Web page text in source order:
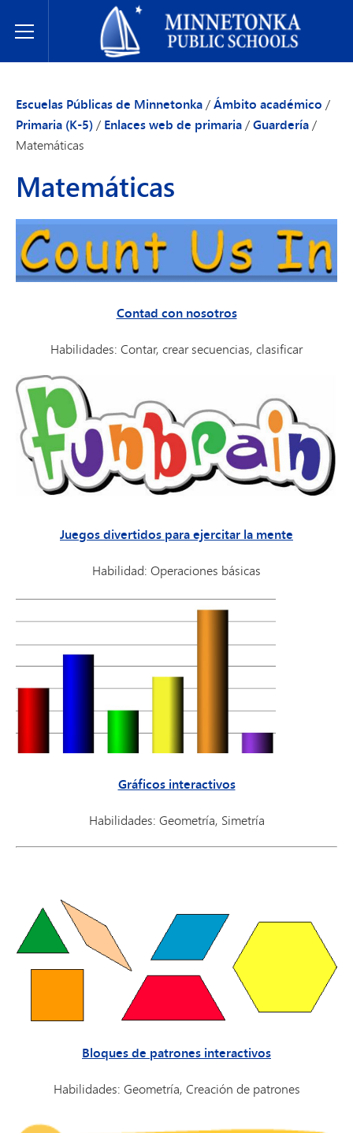
Toggle Menu
Escuelas Públicas de Minnetonka
Escuelas Públicas de Minnetonka/Ámbito académico /
Primaria (K-5)/ Enlaces web de primaria/Guardería/
Matemáticas
Matemáticas
Contad con nosotros
Habilidades: Contar, crear secuencias, clasificar
Juegos divertidos para ejercitar la mente
Habilidad: Operaciones básicas
Gráficos interactivos
Habilidades: Geometría, Simetría
Bloques de patrones interactivos
Habilidades: Geometría, Creación de patrones